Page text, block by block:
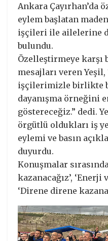
Ankara Çayırhan’da
eylem başlatan
işçileri ile ailelerine
bulundu.
Özelleştirmeye karşı
mesajları veren
işçilerimizle birlikte
dayanışma örneğini
göstereceğiz.” dedi.
örgütlü oldukları iş
eylemi ve basın
duyurdu.
Konuşmalar
kazanacağız’, ‘Enerji
‘Direne direne